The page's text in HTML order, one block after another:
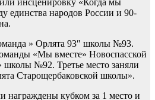
единства народов России и 90-
» Орлята 93″ школы №93.
«Мы вместе» Новоспасской
№92. Третье место заняли
Старощербаковской школы».
награждены кубком за 1 место и